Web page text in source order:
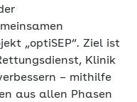
„optiSEP“. Ziel ist
Klinik
– mithilfe
aus allen Phasen